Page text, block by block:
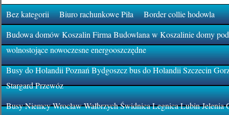
Bez kategorii Biuro rachunkowe Piła
Border collie hodowla
Budowa domów Koszalin Firma Budowlana w Koszalinie domy
wolnostojące nowoczesne energooszczędne
Busy do Holandii Poznań Bydgoszcz bus do Holandii Szczecin
Stargard Przewóz
Busy Niemcy Wrocław Wałbrzych Świdnica Legnica Lubin